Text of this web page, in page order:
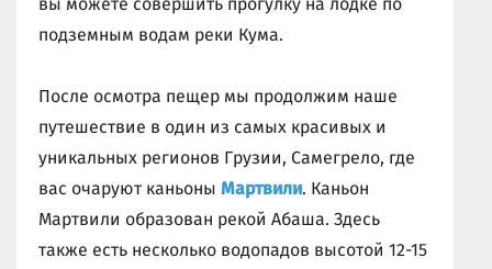
подземным водам реки Кума.
После осмотра пещер мы продолжим наше
путешествие в один из самых красивых и
уникальных регионов Грузии, Самегрело, где
вас очаруют каньоны Мартвили. Каньон
Мартвили образован рекой Абаша. Здесь
также есть несколько водопадов высотой 12-15